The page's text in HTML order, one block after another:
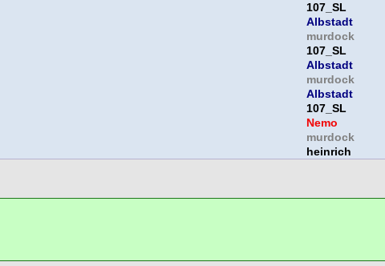
107_SL
Albstadt
murdock
107_SL
Albstadt
murdock
Albstadt
107_SL
Nemo
murdock
heinrich